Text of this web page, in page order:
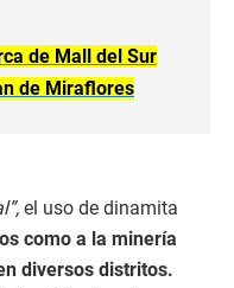
de Mall del Sur
de Miraflores
el uso de dinamita
como a la minería
diversos distritos.